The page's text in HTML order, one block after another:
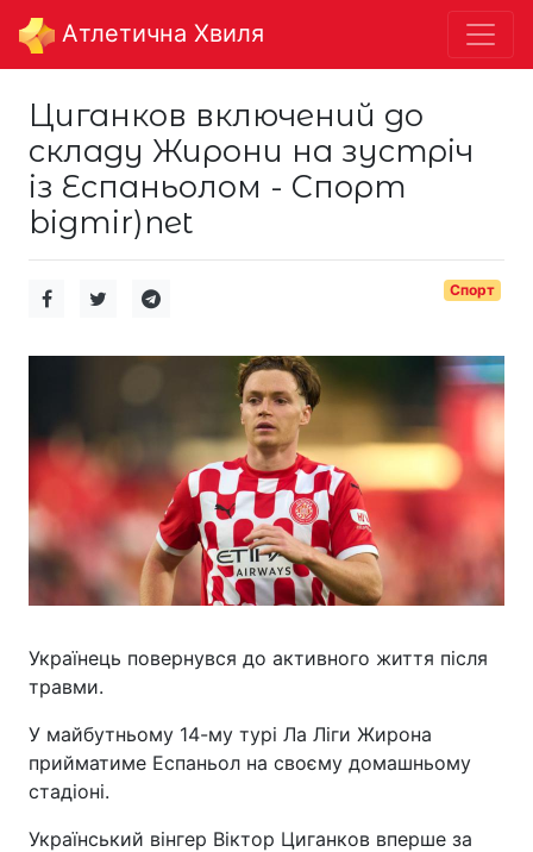
Aтлетична Хвиля
Циганков включений до
складу Жирони на зустріч
із Еспаньолом - Спорт
bigmir)net
Спорт
Українець повернувся до активного життя після
травми.
У майбутньому 14-му турі Ла Ліги Жирона
прийматиме Еспаньол на своєму домашньому
стадіоні.
Український вінгер Віктор Циганков вперше за